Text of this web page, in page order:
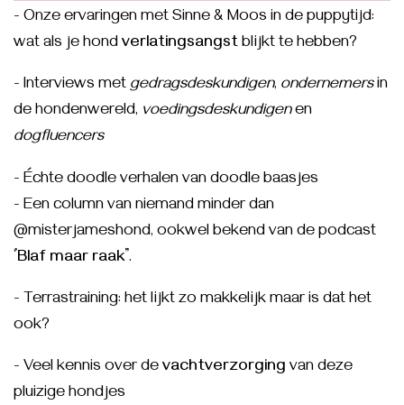
- Onze ervaringen met Sinne & Moos in de puppytijd:
wat als je hondverlatingsangstblijkt te hebben?
- Interviews metgedragsdeskundigen, ondernemersin
de hondenwereld, voedingsdeskundigenen
dogfluencers
- Échte doodle verhalen van doodle baasjes
- Een column van niemand minder dan
@misterjameshond, ookwel bekend van de podcast
‘’Blaf maar raak’’.
- Terrastraining: het lijkt zo makkelijk maar is dat het
ook?
- Veel kennis over devachtverzorging van deze
pluizige hondjes